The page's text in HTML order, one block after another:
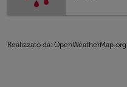
Realizzato da: OpenWeatherMap.org